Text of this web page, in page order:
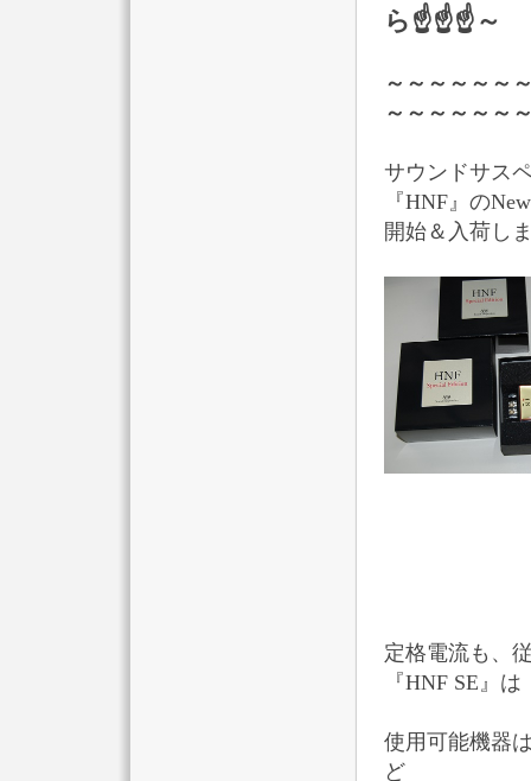
ら☝☝☝～
～～～～～～
～～～～～～
サウンドサス
『HNF』の
開始＆入荷し
定格電流も、
『HNF SE』
使用可能機器
ど